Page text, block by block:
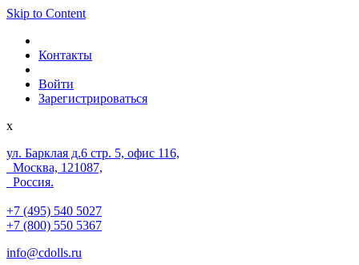
Skip to Content
Контакты
Войти
Зарегистрироваться
x
ул. Барклая д.6 стр. 5, офис 116,
Москва, 121087,
Россия.
+7 (495) 540 5027
+7 (800) 550 5367
info@cdolls.ru